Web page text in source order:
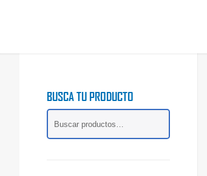
BUSCA TU PRODUCTO